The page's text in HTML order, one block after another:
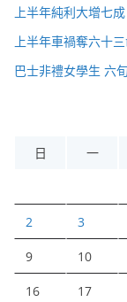
上半年純利大增七
上半年車禍奪六十
巴士非禮女學生 六
日
一
2 3
9 10
16 17